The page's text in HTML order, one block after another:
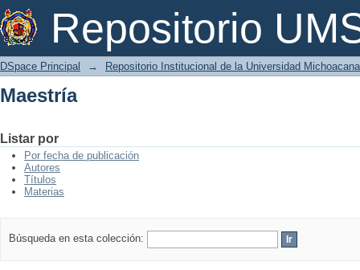
Repositorio
Maestría
DSpace Principal → Repositorio Institucional de la Universidad
Maestría
Listar por
Por fecha de publicación
Autores
Títulos
Materias
Búsqueda en esta colección: